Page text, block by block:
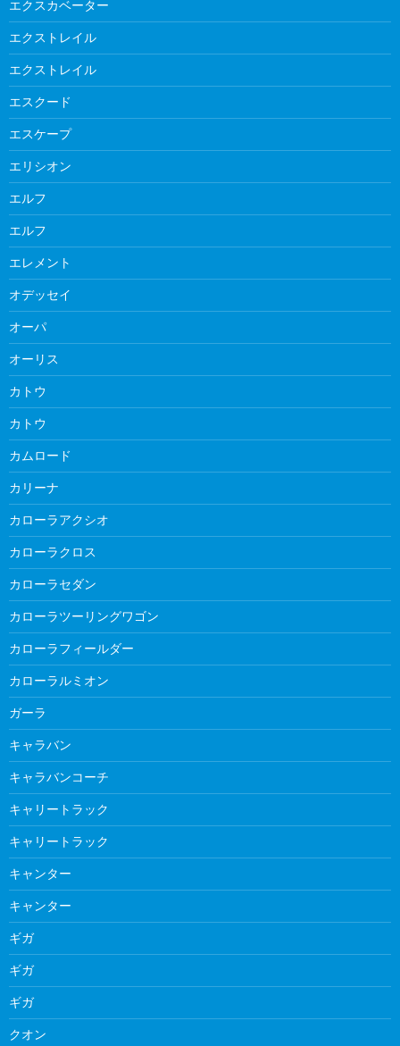
エクスカベーター
エクストレイル
エクストレイル
エスクード
エスケープ
エリシオン
エルフ
エルフ
エレメント
オデッセイ
オーパ
オーリス
カトウ
カトウ
カムロード
カリーナ
カローラアクシオ
カローラクロス
カローラセダン
カローラツーリングワゴン
カローラフィールダー
カローラルミオン
ガーラ
キャラバン
キャラバンコーチ
キャリートラック
キャリートラック
キャンター
キャンター
ギガ
ギガ
ギガ
クオン